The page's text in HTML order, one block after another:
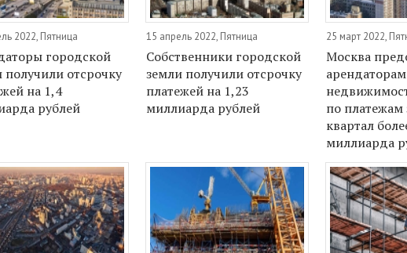
2022, Пятница
городской
получили отсрочку
на 1,4
рублей
15 апрель 2022, Пятница
Собственники городской
земли получили отсрочку
платежей на 1,23
миллиарда рублей
25 март 2022,
Москва
арендаторам
по платежам
квартал
миллиарда